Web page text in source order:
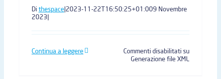
Dithespace|2023-11-22T16:50:25+01:009 Novembre
2023|
Continua a leggere Commenti disabilitatisu
Generazione file XML